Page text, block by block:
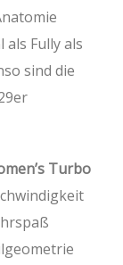
Fully als
sind die
Turbo